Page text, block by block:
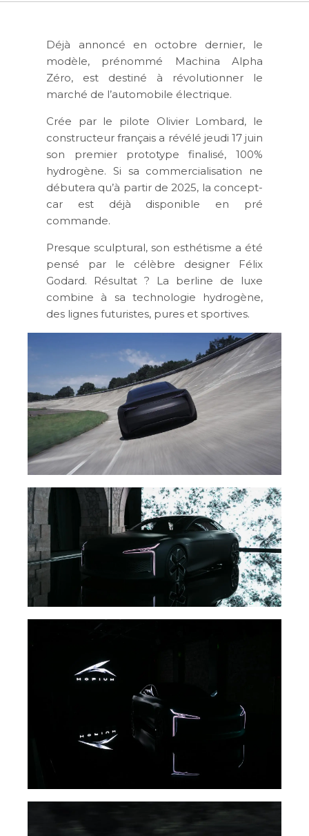
Déjà annoncé en octobre dernier, le
modèle, prénommé Machina Alpha
Zéro, est destiné à révolutionner le
marché de l’automobile électrique.
Crée par le pilote Olivier Lombard, le
constructeur français a révélé jeudi 17 juin
son premier prototype finalisé, 100%
hydrogène. Si sa commercialisation ne
débutera qu’à partir de 2025, la concept-
car est déjà disponible en pré
commande.
Presque sculptural, son esthétisme a été
pensé par le célèbre designer Félix
Godard. Résultat ? La berline de luxe
combine à sa technologie hydrogène,
des lignes futuristes, pures et sportives.